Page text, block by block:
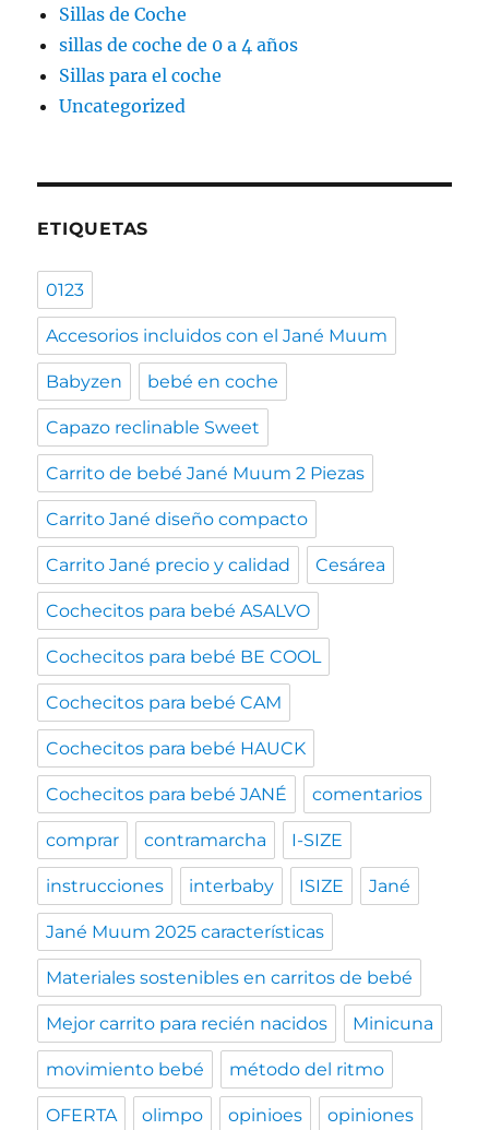
Sillas de Coche
sillas de coche de 0 a 4 años
Sillas para el coche
Uncategorized
ETIQUETAS
0123
Accesorios incluidos con el Jané Muum
Babyzen bebé en coche
Capazo reclinable Sweet
Carrito de bebé Jané Muum 2 Piezas
Carrito Jané diseño compacto
Carrito Jané precio y calidad Cesárea
Cochecitos para bebé ASALVO
Cochecitos para bebé BE COOL
Cochecitos para bebé CAM
Cochecitos para bebé HAUCK
Cochecitos para bebé JANÉ comentarios
comprar contramarcha I-SIZE
instrucciones interbaby ISIZE Jané
Jané Muum 2025 características
Materiales sostenibles en carritos de bebé
Mejor carrito para recién nacidos Minicuna
movimiento bebé método del ritmo
OFERTA olimpo opinioes opiniones